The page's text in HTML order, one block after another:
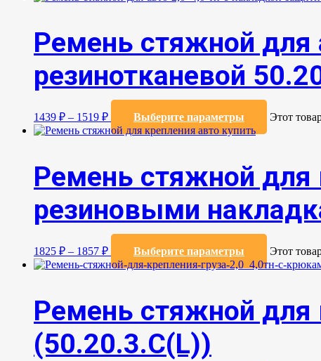
Ремень стяжной для
резинотканевой
1439 ₽ – 1519 ₽ Выберите параметры Этот
Ремень стяжной для
резиновыми
1825 ₽ – 1857 ₽ Выберите параметры Этот
Ремень стяжной для
(50.20.3.C(L))